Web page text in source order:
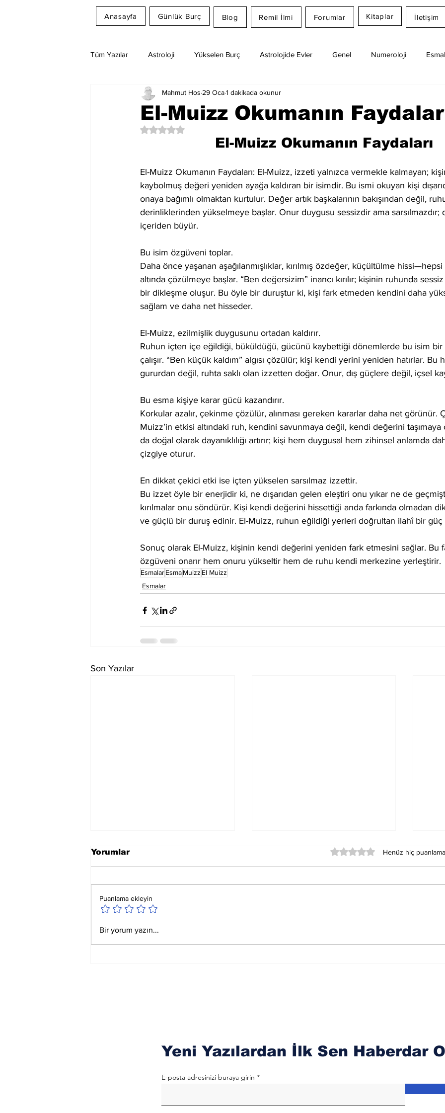
Anasayfa Günlük Burç Blog Remil İlmi Forumlar Kitaplar İletişim
Tüm Yazılar Astroloji Yükselen Burç Astrolojide Evler Genel Numeroloji
Rüya Tabirleri Ay Burcu Günlük Burç Yorumları
El-Muizz Okumanın
Mahmut Hos 29 Oca1 dakikada okunur
5 üzerinden NaN yıldız
El-Muizz Okumanın Faydaları
El-Muizz Okumanın Faydaları: El-Muizz, izzeti yalnızca vermekle kalmayan;
kaybolmuş değeri yeniden ayağa kaldıran bir isimdir. Bu ismi okuyan kişi
onaya bağımlı olmaktan kurtulur. Değer artık başkalarının bakışından değil,
derinliklerinden yükselmeye başlar. Onur duygusu sessizdir ama sarsılmazdır;
içeriden büyür.
Bu isim özgüveni toplar.
Daha önce yaşanan aşağılanmışlıklar, kırılmış özdeğer, küçültülme hissi—hepsi
altında çözülmeye başlar. “Ben değersizim” inancı kırılır; kişinin ruhunda
bir dikleşme oluşur. Bu öyle bir duruştur ki, kişi fark etmeden kendini daha
sağlam ve daha net hisseder.
El-Muizz, ezilmişlik duygusunu ortadan kaldırır.
Ruhun içten içe eğildiği, büküldüğü, gücünü kaybettiği dönemlerde bu isim
çalışır. “Ben küçük kaldım” algısı çözülür; kişi kendi yerini yeniden hatırlar. Bu
gururdan değil, ruhta saklı olan izzetten doğar. Onur, dış güçlere değil, içsel
Bu esma kişiye karar gücü kazandırır.
Korkular azalır, çekinme çözülür, alınması gereken kararlar daha net görünür.
Muizz’in etkisi altındaki ruh, kendini savunmaya değil, kendi değerini taşımaya
da doğal olarak dayanıklılığı artırır; kişi hem duygusal hem zihinsel anlamda
çizgiye oturur.
En dikkat çekici etki ise içten yükselen sarsılmaz izzettir.
Bu izzet öyle bir enerjidir ki, ne dışarıdan gelen eleştiri onu yıkar ne de
kırılmalar onu söndürür. Kişi kendi değerini hissettiği anda farkında olmadan
ve güçlü bir duruş edinir. El-Muizz, ruhun eğildiği yerleri doğrultan ilahî bir güç
Sonuç olarak El-Muizz, kişinin kendi değerini yeniden fark etmesini sağlar. Bu
özgüveni onarır hem onuru yükseltir hem de ruhu kendi merkezine yerleştirir.
EsmalarEsmaMuizz El Muizz
Esmalar
Son Yazılar
Satürn Koç Birinci
Derecedeyken
Okunacak Esmalar
Yorumlar 5 üzerinden 0 yıldız
Henüz hiç
Puanlama ekleyin
Bir yorum yazın...
Yeni Yazılardan İlk Sen Haberdar
E-posta adresinizi buraya girin